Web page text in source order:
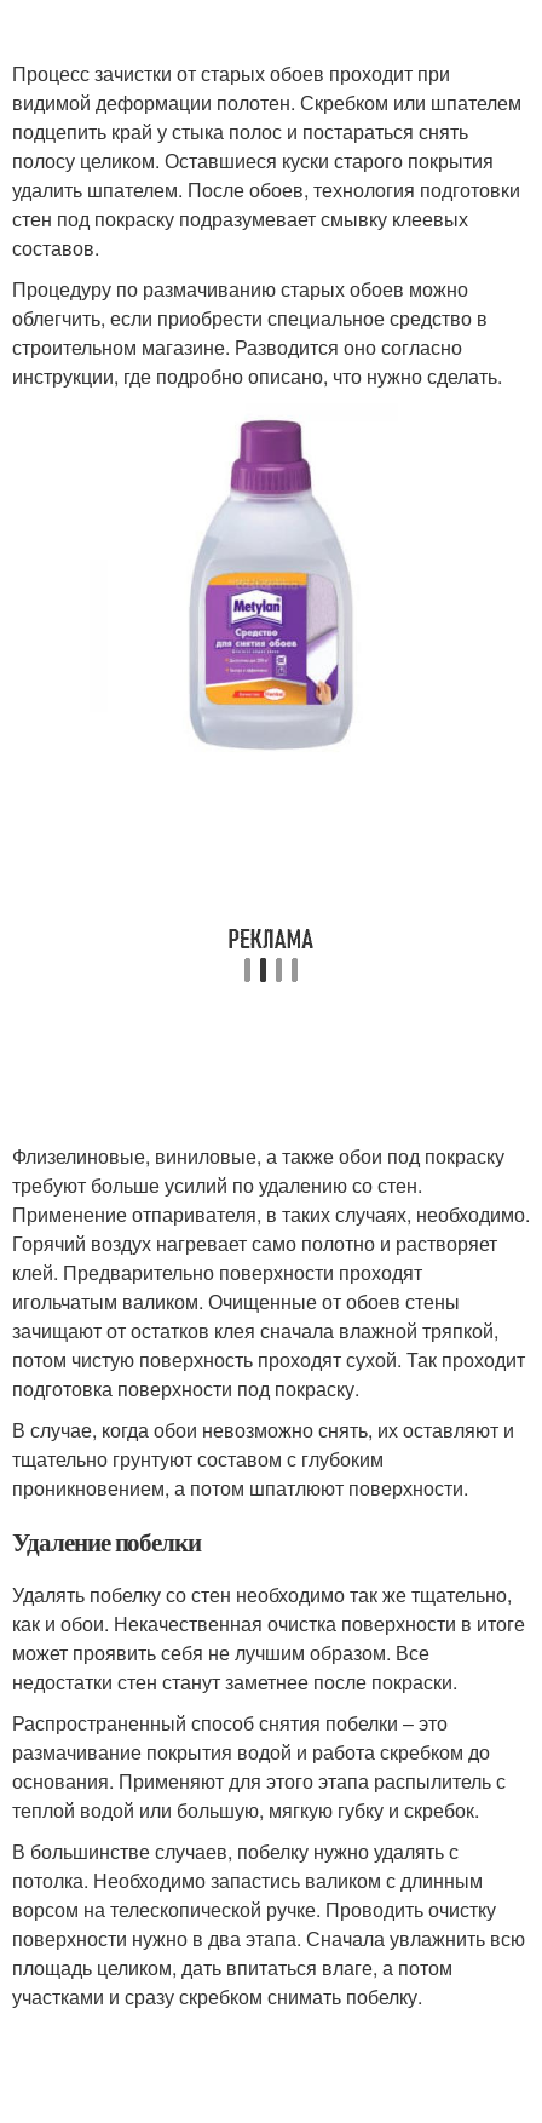
Процесс зачистки от старых обоев проходит при
видимой деформации полотен. Скребком или шпателем
подцепить край у стыка полос и постараться снять
полосу целиком. Оставшиеся куски старого покрытия
удалить шпателем. После обоев, технология подготовки
стен под покраску подразумевает смывку клеевых
составов.
Процедуру по размачиванию старых обоев можно
облегчить, если приобрести специальное средство в
строительном магазине. Разводится оно согласно
инструкции, где подробно описано, что нужно сделать.
Флизелиновые, виниловые, а также обои под покраску
требуют больше усилий по удалению со стен.
Применение отпаривателя, в таких случаях, необходимо.
Горячий воздух нагревает само полотно и растворяет
клей. Предварительно поверхности проходят
игольчатым валиком. Очищенные от обоев стены
зачищают от остатков клея сначала влажной тряпкой,
потом чистую поверхность проходят сухой. Так проходит
подготовка поверхности под покраску.
В случае, когда обои невозможно снять, их оставляют и
тщательно грунтуют составом с глубоким
проникновением, а потом шпатлюют поверхности.
Удаление побелки
Удалять побелку со стен необходимо так же тщательно,
как и обои. Некачественная очистка поверхности в итоге
может проявить себя не лучшим образом. Все
недостатки стен станут заметнее после покраски.
Распространенный способ снятия побелки – это
размачивание покрытия водой и работа скребком до
основания. Применяют для этого этапа распылитель с
теплой водой или большую, мягкую губку и скребок.
В большинстве случаев, побелку нужно удалять с
потолка. Необходимо запастись валиком с длинным
ворсом на телескопической ручке. Проводить очистку
поверхности нужно в два этапа. Сначала увлажнить всю
площадь целиком, дать впитаться влаге, а потом
участками и сразу скребком снимать побелку.